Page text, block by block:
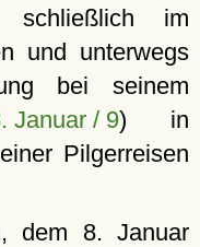
schließlich im
und unterwegs
bei seinem
Januar / 9) in
Pilgerreisen
dem 8. Januar